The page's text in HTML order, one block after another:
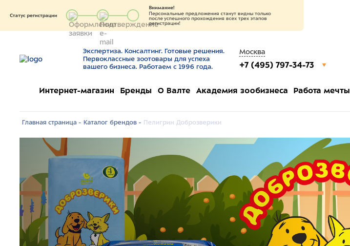
Статус регистрации
Внимание!
Персональные предложения станут видны только
после успешного прохождения всех трех этапов
регистрации!
Экспертиза. Консалтинг. Готовые решения.
Первоклассные зоотовары для успеха
вашего бизнеса. Работаем с 1996 года.
Москва
+7 (495) 797-34-73
Интернет-магазин Бренды О Валте Академия зообизнеса Работа мечты
Главная страница - Каталог брендов - Пелигрин Доброзверики